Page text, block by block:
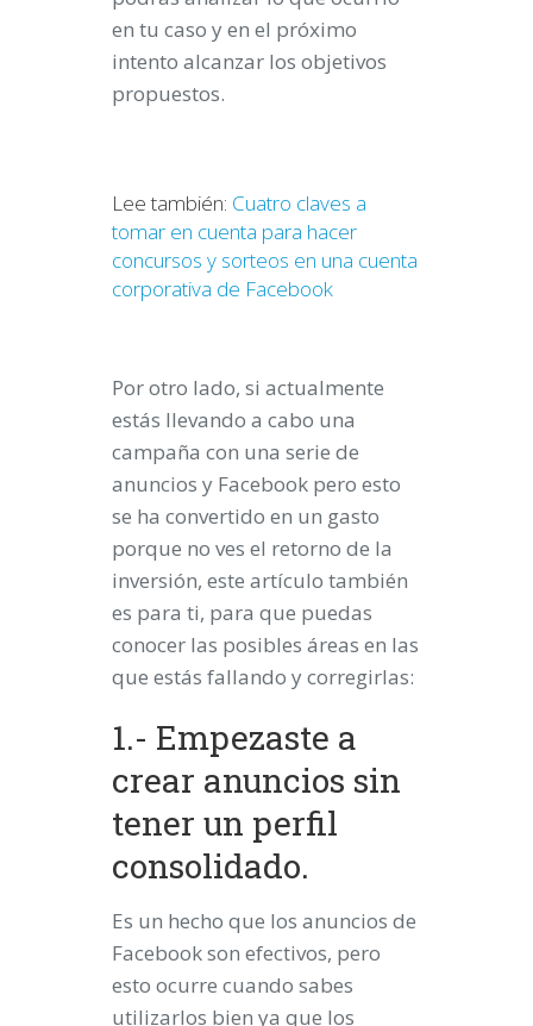
en tu caso y en el próximo
intento alcanzar los objetivos
propuestos.
Lee también: Cuatro claves a
tomar en cuenta para hacer
concursos y sorteos en una cuenta
corporativa de Facebook
Por otro lado, si actualmente
estás llevando a cabo una
campaña con una serie de
anuncios y Facebook pero esto
se ha convertido en un gasto
porque no ves el retorno de la
inversión, este artículo también
es para ti, para que puedas
conocer las posibles áreas en las
que estás fallando y corregirlas:
1.- Empezaste a
crear anuncios sin
tener un perfil
consolidado.
Es un hecho que los anuncios de
Facebook son efectivos, pero
esto ocurre cuando sabes
utilizarlos bien ya que los